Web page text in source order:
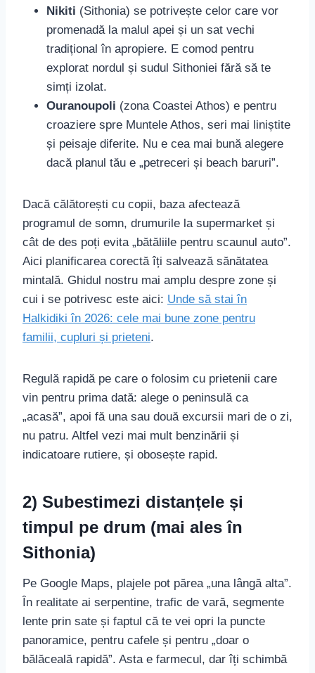
Nikiti (Sithonia) se potrivește celor care vor
promenadă la malul apei și un sat vechi
tradițional în apropiere. E comod pentru
explorat nordul și sudul Sithoniei fără să te
simți izolat.
Ouranoupoli (zona Coastei Athos) e pentru
croaziere spre Muntele Athos, seri mai liniștite
și peisaje diferite. Nu e cea mai bună alegere
dacă planul tău e „petreceri și beach baruri”.
Dacă călătorești cu copii, baza afectează
programul de somn, drumurile la supermarket și
cât de des poți evita „bătăliile pentru scaunul auto”.
Aici planificarea corectă îți salvează sănătatea
mintală. Ghidul nostru mai amplu despre zone și
cui i se potrivesc este aici: Unde să stai în
Halkidiki în 2026: cele mai bune zone pentru
familii, cupluri și prieteni.
Regulă rapidă pe care o folosim cu prietenii care
vin pentru prima dată: alege o peninsulă ca
„acasă”, apoi fă una sau două excursii mari de o zi,
nu patru. Altfel vezi mai mult benzinării și
indicatoare rutiere, și obosește rapid.
2) Subestimezi distanțele și
timpul pe drum (mai ales în
Sithonia)
Pe Google Maps, plajele pot părea „una lângă alta”.
În realitate ai serpentine, trafic de vară, segmente
lente prin sate și faptul că te vei opri la puncte
panoramice, pentru cafele și pentru „doar o
bălăceală rapidă”. Asta e farmecul, dar îți schimbă